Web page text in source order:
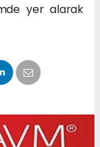
yer alarak